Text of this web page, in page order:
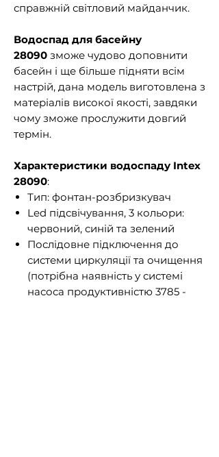
справжній світловий майданчик.
Водоспад для басейну
28090 зможе чудово доповнити
басейн і ще більше підняти всім
настрій, дана модель виготовлена ​​з
матеріалів високої якості, завдяки
чому зможе прослужити довгий
термін.
Характеристики водоспаду Intex
28090:
Тип: фонтан-розбризкувач
Led підсвічування, 3 кольори:
червоний, синій та зелений
Послідовне підключення до
системи циркуляції та очищення
(потрібна наявність у системі
насоса продуктивністю 3785 -